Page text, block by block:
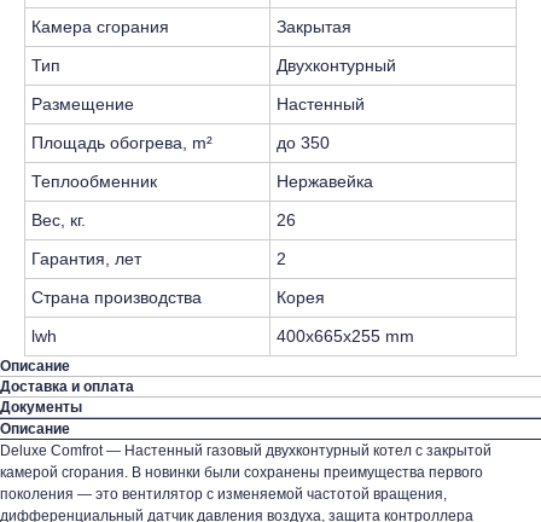
Камера сгорания
Закрытая
Тип
Двухконтурный
Размещение
Настенный
Площадь обогрева, m²
до 350
Теплообменник
Нержавейка
Вес, кг.
26
Гарантия, лет
2
Страна производства
Корея
lwh
400x665x255 mm
Описание
Доставка и оплата
Документы
Описание
Deluxe Comfrot — Настенный газовый двухконтурный котел с закрытой
камерой сгорания. В новинки были сохранены преимущества первого
поколения — это вентилятор с изменяемой частотой вращения,
дифференциальный датчик давления воздуха, защита контроллера